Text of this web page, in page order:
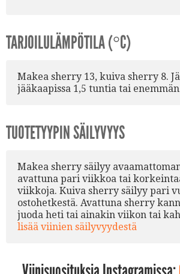
TARJOILULÄMPÖTILA (°C)
Makea sherry 13, kuiva sherry 8.
jääkaapissa 1,5 tuntia tai
TUOTETYYPIN SÄILYVYYS
Makea sherry säilyy
avattuna pari viikkoa tai
viikkoja. Kuiva sherry säilyy pari
ostohetkestä. Avattuna sherry
juoda heti tai ainakin viikon tai
lisää viinien säilyvyydestä